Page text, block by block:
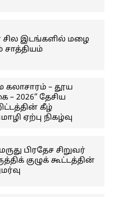
சில இடங்களில் மழை
சாத்தியம்
கலாசாரம் – தூய
2026” தேசிய
கீழ்
ஏற்பு நிகழ்வு
பிரதேச சிறுவர்
குழுக் கூட்டத்தின்